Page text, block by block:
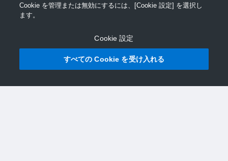
Cookie を管理または無効にするには、[Cookie 設定] を選択し
ます。
Cookie 設定
すべての Cookie を受け入れる